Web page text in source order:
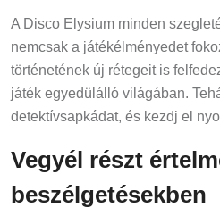
A Disco Elysium minden
nemcsak a játékélményedet
történetének új rétegeit is
játék egyedülálló világában.
detektívsapkádat, és kezdj el
Vegyél részt
beszélgetésekben